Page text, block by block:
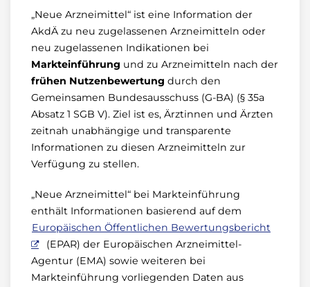
„Neue Arzneimittel“ ist eine Information der
AkdÄ zu neu zugelassenen Arzneimitteln oder
neu zugelassenen Indikationen bei
Markteinführung und zu Arzneimitteln nach der
frühen Nutzenbewertung durch den
Gemeinsamen Bundesausschuss (G-BA) (§ 35a
Absatz 1 SGB V). Ziel ist es, Ärztinnen und Ärzten
zeitnah unabhängige und transparente
Informationen zu diesen Arzneimitteln zur
Verfügung zu stellen.
„Neue Arzneimittel“ bei Markteinführung
enthält Informationen basierend auf dem
Europäischen Öffentlichen Bewertungsbericht
(EPAR) der Europäischen Arzneimittel-
Agentur (EMA) sowie weiteren bei
Markteinführung vorliegenden Daten aus